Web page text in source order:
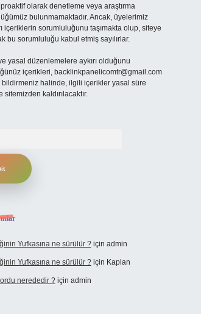
olarak denetleme veya araştırma
bulunmamaktadır. Ancak, üyelerimiz
içeriklerin sorumluluğunu taşımakta olup, siteye
bu sorumluluğu kabul etmiş sayılırlar.
yasal düzenlemelere aykırı olduğunu
içerikleri, backlinkpanelicomtr@gmail.com
halinde, ilgili içerikler yasal süre
sitemizden kaldırılacaktır.
Yufkasına ne sürülür ?için admin
Yufkasına ne sürülür ?için Kaplan
nerededir ?için admin